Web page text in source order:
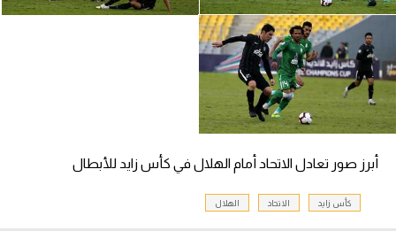
رياضات أخرى
أمم إفريقيا
كرة السلة الأمريكية
كرة يد
كرة طائرة
أبرز صور تعادل الاتحاد أمام الهلال في كأس زايد للأبطال
كأس زايد الاتحاد الهلال